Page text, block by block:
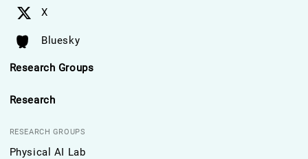
X
Bluesky
Research Groups
Research
RESEARCH GROUPS
Physical AI Lab